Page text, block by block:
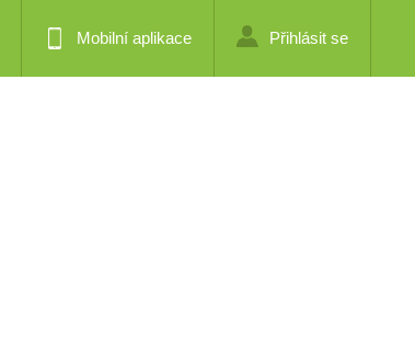
Mobilní aplikace Přihlásit se